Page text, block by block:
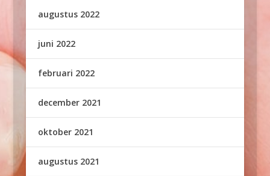
augustus 2022
juni 2022
februari 2022
december 2021
oktober 2021
augustus 2021